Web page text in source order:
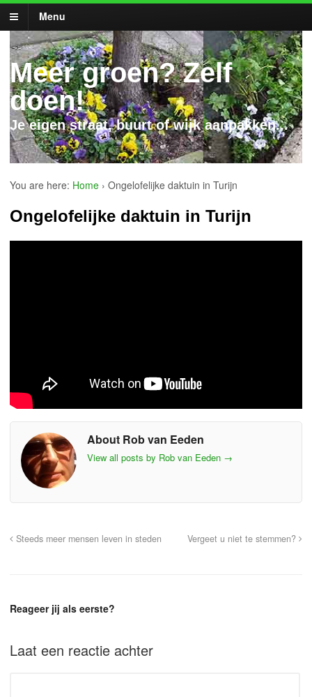
Menu
Meer groen? Zelf
doen!
Je eigen straat, buurt of wijk aanpakken...
You are here: Home › Ongelofelijke daktuin in Turijn
Ongelofelijke daktuin in Turijn
About Rob van Eeden
View all posts by Rob van Eeden →
Steeds meer mensen leven in steden Vergeet u niet te stemmen?
Reageer jij als eerste?
Laat een reactie achter